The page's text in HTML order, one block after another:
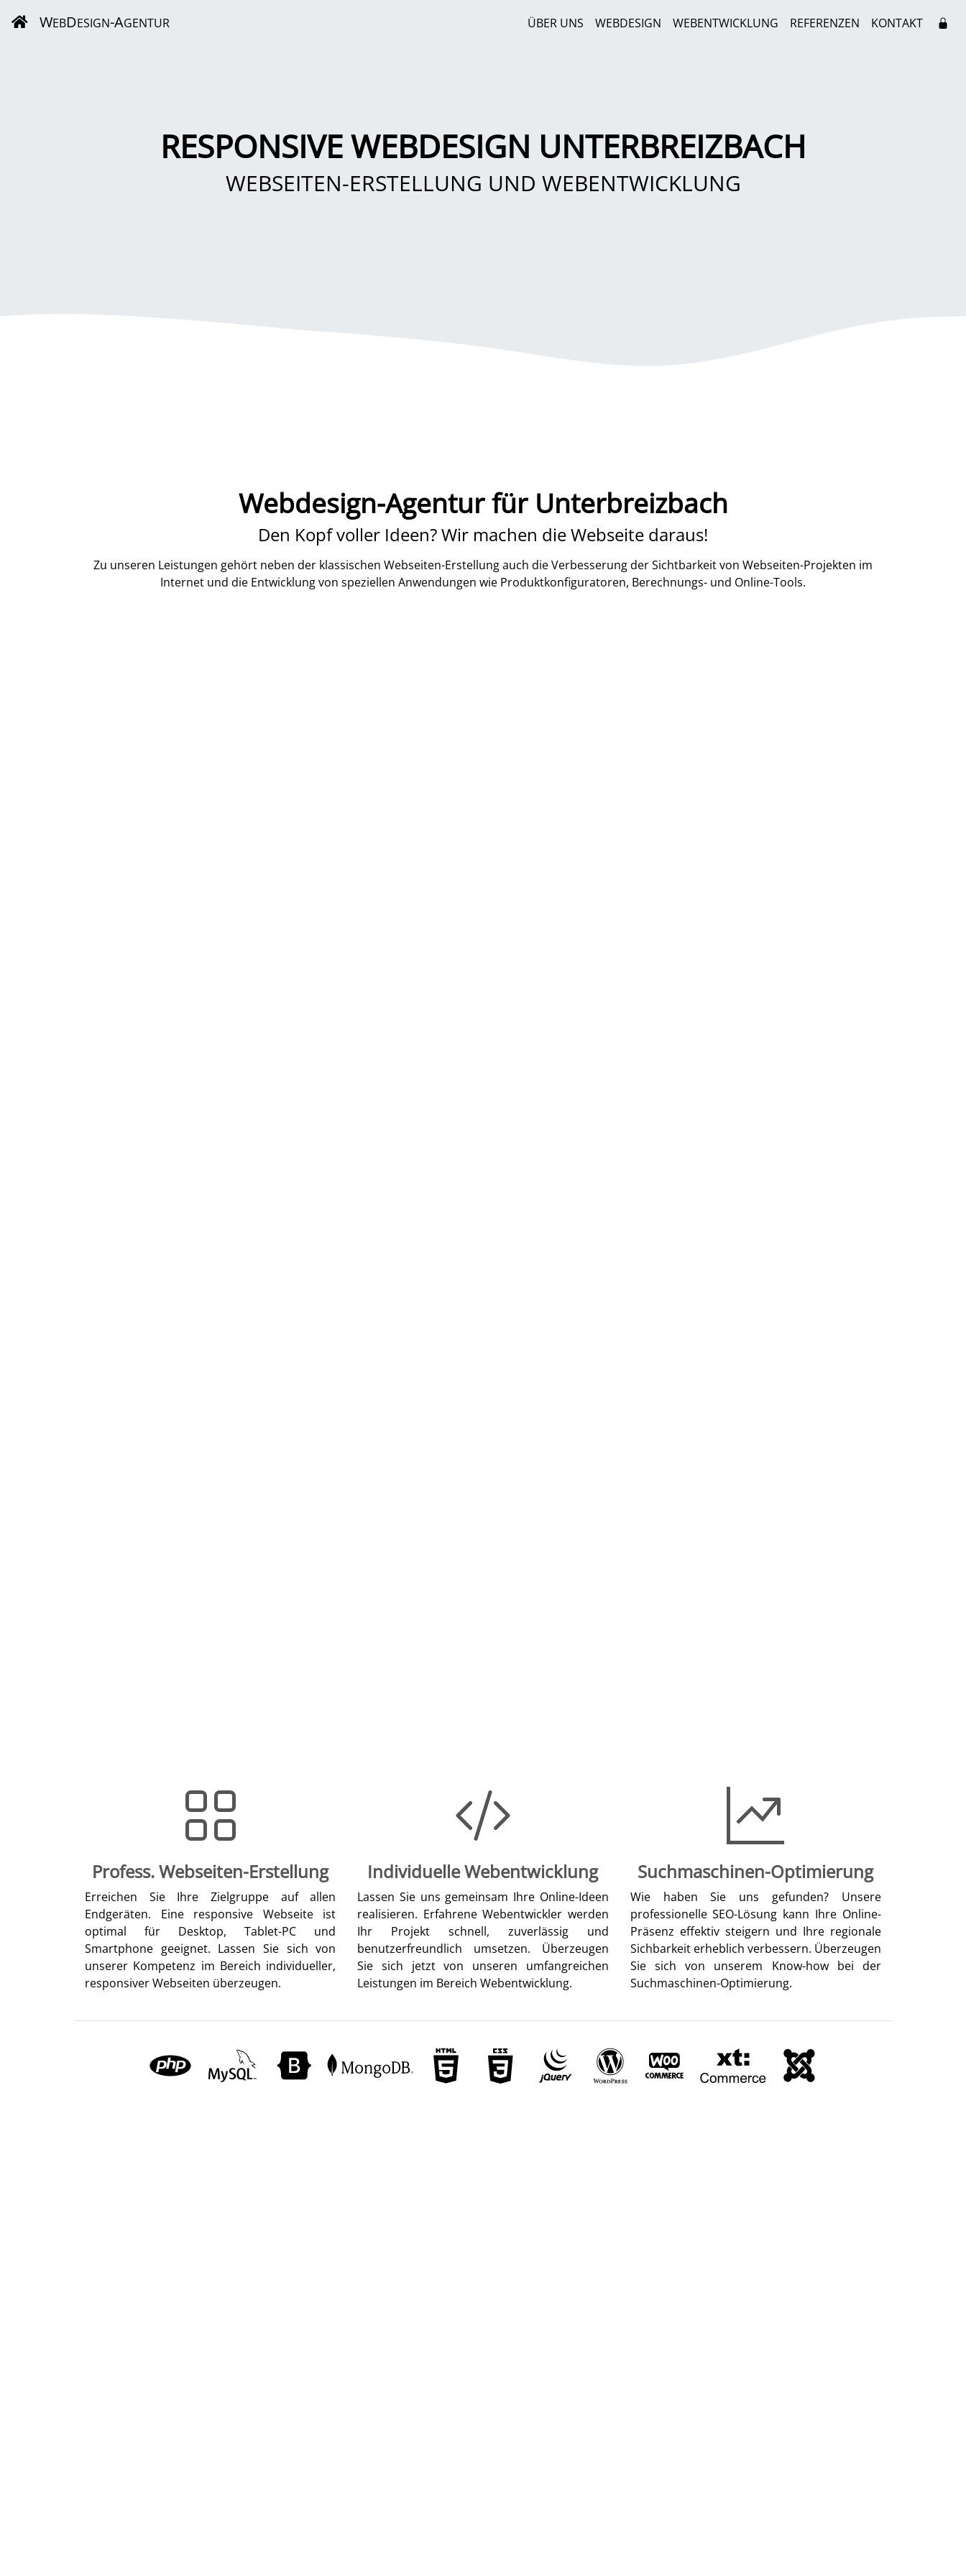
WEBDESIGN-AGENTUR ÜBER UNS WEBDESIGN WEBENTWICKLUNG REFERENZEN KONTAKT
RESPONSIVE WEBDESIGN UNTERBREIZBACH
WEBSEITEN-ERSTELLUNG UND WEBENTWICKLUNG
Webdesign-Agentur für Unterbreizbach
Den Kopf voller Ideen? Wir machen die Webseite daraus!
Zu unseren Leistungen gehört neben der klassischen Webseiten-Erstellung auch die Verbesserung der Sichtbarkeit von Webseiten-Projekten im
Internet und die Entwicklung von speziellen Anwendungen wie Produktkonfiguratoren, Berechnungs- und Online-Tools.
Profess. Webseiten-Erstellung
Erreichen Sie Ihre Zielgruppe auf allen
Endgeräten. Eine responsive Webseite ist
optimal für Desktop, Tablet-PC und
Smartphone geeignet. Lassen Sie sich von
unserer Kompetenz im Bereich individueller,
responsiver Webseiten überzeugen.
Individuelle Webentwicklung
Lassen Sie uns gemeinsam Ihre Online-Ideen
realisieren. Erfahrene Webentwickler werden
Ihr Projekt schnell, zuverlässig und
benutzerfreundlich umsetzen. Überzeugen
Sie sich jetzt von unseren umfangreichen
Leistungen im Bereich Webentwicklung.
Suchmaschinen-Optimierung
Wie haben Sie uns gefunden? Unsere
professionelle SEO-Lösung kann Ihre Online-
Präsenz effektiv steigern und Ihre regionale
Sichbarkeit erheblich verbessern. Überzeugen
Sie sich von unserem Know-how bei der
Suchmaschinen-Optimierung.